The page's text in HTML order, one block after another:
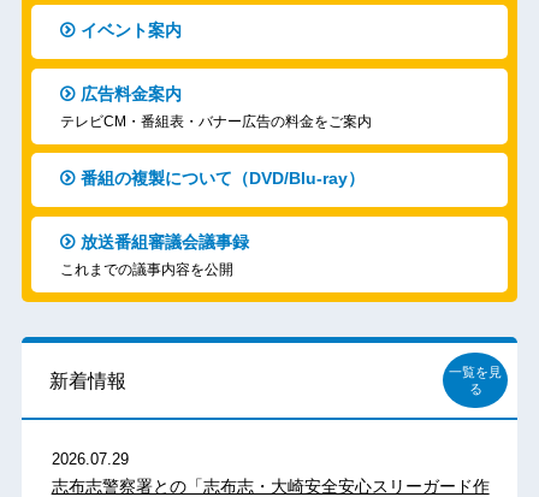
イベント案内
広告料金案内
テレビCM・番組表・バナー広告の料金をご案内
番組の複製について（DVD/Blu-ray）
放送番組審議会議事録
これまでの議事内容を公開
新着情報
一覧を見
る
2026.07.29
志布志警察署との「志布志・大崎安全安心スリーガード作